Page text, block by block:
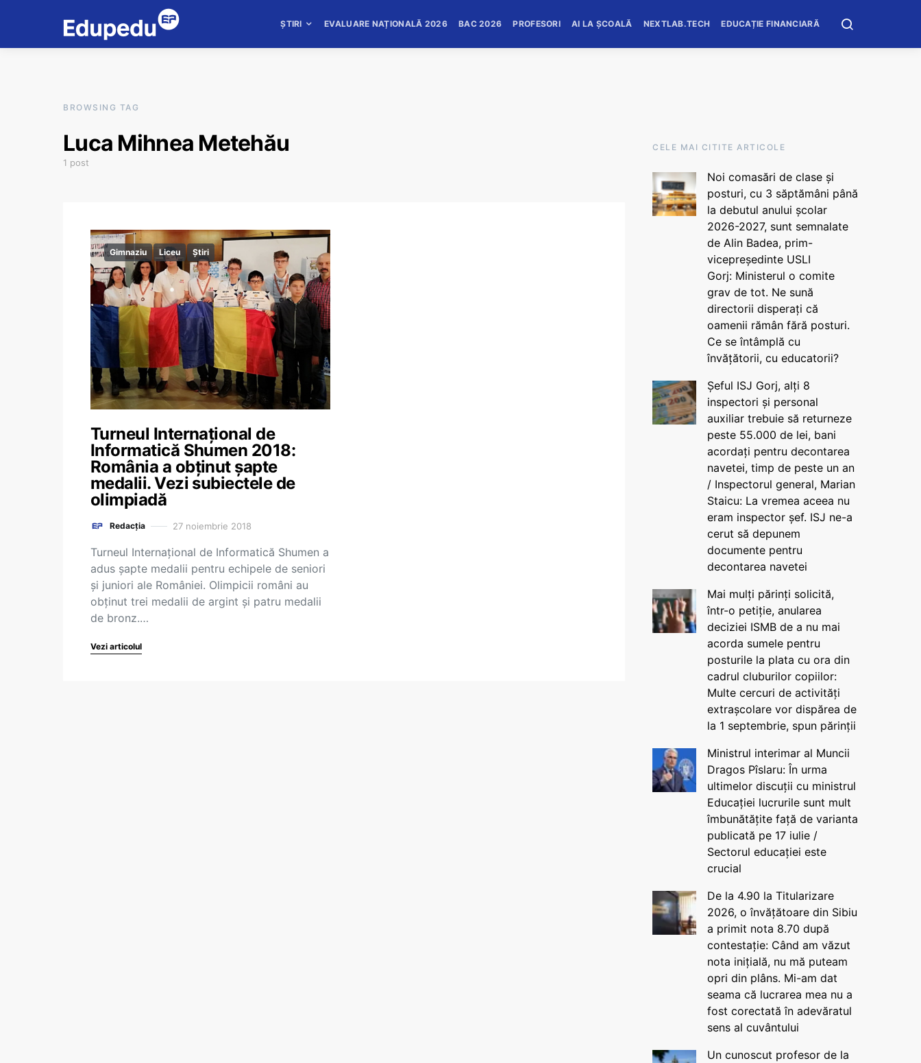
ȘTIRI EVALUARE NAȚIONALĂ 2026 BAC 2026 PROFESORI AI LA ȘCOALĂ NEXTLAB.TECH EDUCAȚIE FINANCIARĂ
BROWSING TAG
Luca Mihnea Metehău
1 post
Gimnaziu Liceu Știri
Turneul Internaţional de
Informatică Shumen 2018:
România a obținut șapte
medalii. Vezi subiectele de
olimpiadă
Redacția 27 noiembrie 2018
Turneul Internaţional de Informatică Shumen a
adus șapte medalii pentru echipele de seniori
și juniori ale României. Olimpicii români au
obținut trei medalii de argint și patru medalii
de bronz.…
Vezi articolul
CELE MAI CITITE ARTICOLE
Noi comasări de clase și
posturi, cu 3 săptămâni până
la debutul anului școlar
2026-2027, sunt semnalate
de Alin Badea, prim-
vicepreședinte USLI
Gorj: Ministerul o comite
grav de tot. Ne sună
directorii disperați că
oamenii rămân fără posturi.
Ce se întâmplă cu
învățătorii, cu educatorii?
Șeful ISJ Gorj, alți 8
inspectori și personal
auxiliar trebuie să returneze
peste 55.000 de lei, bani
acordați pentru decontarea
navetei, timp de peste un an
/ Inspectorul general, Marian
Staicu: La vremea aceea nu
eram inspector șef. ISJ ne-a
cerut să depunem
documente pentru
decontarea navetei
Mai mulți părinți solicită,
într-o petiție, anularea
deciziei ISMB de a nu mai
acorda sumele pentru
posturile la plata cu ora din
cadrul cluburilor copiilor:
Multe cercuri de activități
extrașcolare vor dispărea de
la 1 septembrie, spun părinții
Ministrul interimar al Muncii
Dragos Pîslaru: În urma
ultimelor discuții cu ministrul
Educației lucrurile sunt mult
îmbunătățite față de varianta
publicată pe 17 iulie /
Sectorul educației este
crucial
De la 4.90 la Titularizare
2026, o învățătoare din Sibiu
a primit nota 8.70 după
contestație: Când am văzut
nota inițială, nu mă puteam
opri din plâns. Mi-am dat
seama că lucrarea mea nu a
fost corectată în adevăratul
sens al cuvântului
Un cunoscut profesor de la